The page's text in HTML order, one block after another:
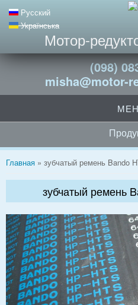
Русский
Українська
Мотор-
(098)
misha@motor-
Вы здесь
Главная » зубчатый ремень Bando
зубчатый ремень